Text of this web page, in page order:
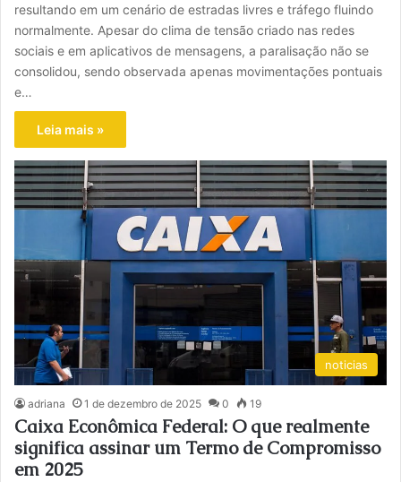
resultando em um cenário de estradas livres e tráfego fluindo
normalmente. Apesar do clima de tensão criado nas redes
sociais e em aplicativos de mensagens, a paralisação não se
consolidou, sendo observada apenas movimentações pontuais
e…
Leia mais »
noticias
adriana 1 de dezembro de 2025 0 19
Caixa Econômica Federal: O que realmente
significa assinar um Termo de Compromisso
em 2025